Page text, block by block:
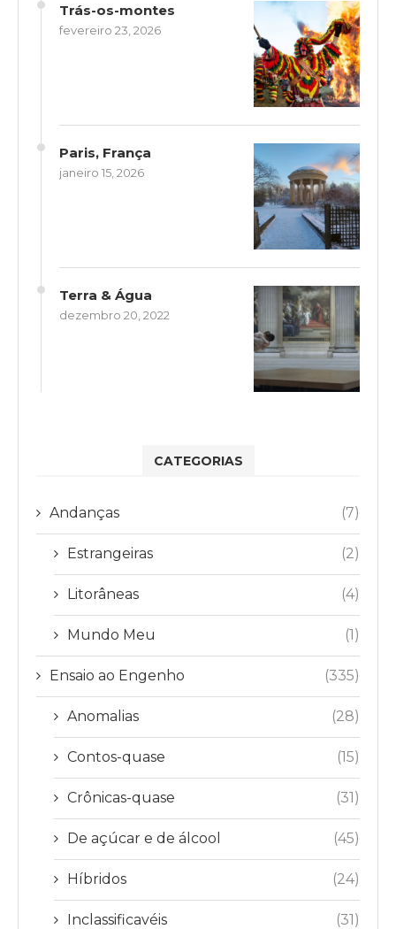
Trás-os-montes
fevereiro 23, 2026
Paris, França
janeiro 15, 2026
Terra & Água
dezembro 20, 2022
CATEGORIAS
Andanças (7)
Estrangeiras (2)
Litorâneas (4)
Mundo Meu (1)
Ensaio ao Engenho (335)
Anomalias (28)
Contos-quase (15)
Crônicas-quase (31)
De açúcar e de álcool (45)
Híbridos (24)
Inclassificavéis (31)